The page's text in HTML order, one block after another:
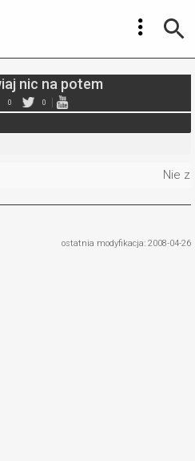
nic na potem
0 0
Nie
ostatnia modyfikacja: 2008-04-26